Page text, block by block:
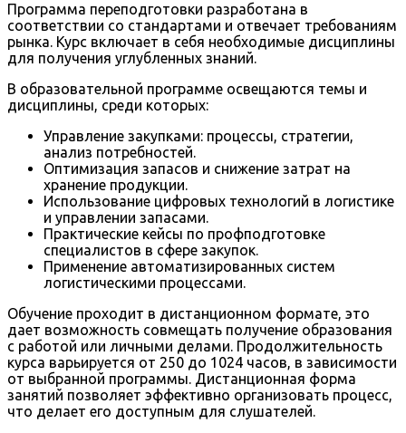
Программа переподготовки разработана в
соответствии со стандартами и отвечает требованиям
рынка. Курс включает в себя необходимые дисциплины
для получения углубленных знаний.
В образовательной программе освещаются темы и
дисциплины, среди которых:
Управление закупками: процессы, стратегии,
анализ потребностей.
Оптимизация запасов и снижение затрат на
хранение продукции.
Использование цифровых технологий в логистике
и управлении запасами.
Практические кейсы по профподготовке
специалистов в сфере закупок.
Применение автоматизированных систем
логистическими процессами.
Обучение проходит в дистанционном формате, это
дает возможность совмещать получение образования
с работой или личными делами. Продолжительность
курса варьируется от 250 до 1024 часов, в зависимости
от выбранной программы. Дистанционная форма
занятий позволяет эффективно организовать процесс,
что делает его доступным для слушателей.